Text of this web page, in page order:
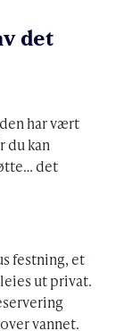
det
har vært
du kan
det
festning, et
ut privat.
vannet.